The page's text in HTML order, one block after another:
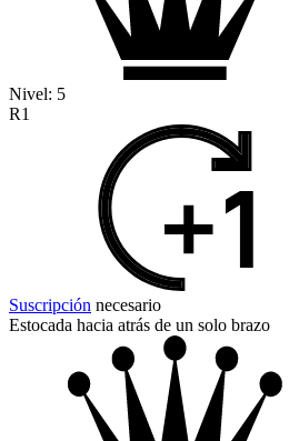
Nivel: 5
R1
Suscripción necesario
Estocada hacia atrás de un solo brazo